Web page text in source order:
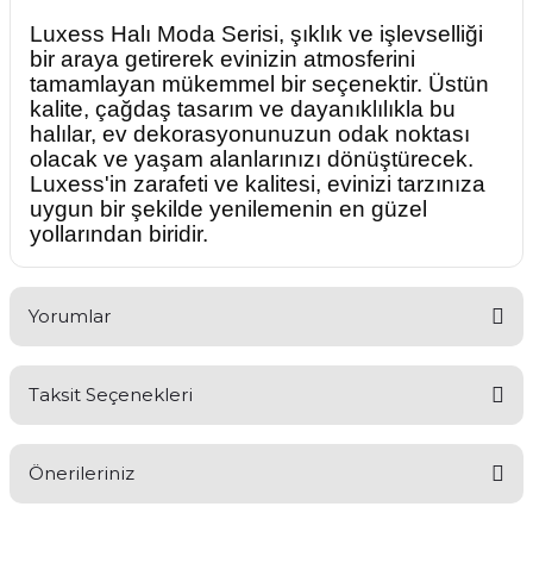
Luxess Halı Moda Serisi, şıklık ve işlevselliği
bir araya getirerek evinizin atmosferini
tamamlayan mükemmel bir seçenektir. Üstün
kalite, çağdaş tasarım ve dayanıklılıkla bu
halılar, ev dekorasyonunuzun odak noktası
olacak ve yaşam alanlarınızı dönüştürecek.
Luxess'in zarafeti ve kalitesi, evinizi tarzınıza
uygun bir şekilde yenilemenin en güzel
yollarından biridir.
Yorumlar
Yorum Yaz
Taksit Seçenekleri
Önerileriniz